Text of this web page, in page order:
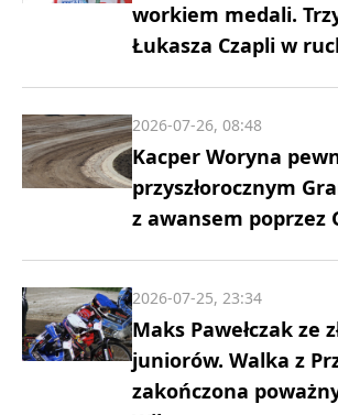
workiem medali.
Łukasza Czapli w
Kacper Woryna
przyszłorocznym
z awansem poprzez
2026-07-26, 08:48
Maks Pawełczak ze
juniorów. Walka z
zakończona
2026-07-25, 23:34